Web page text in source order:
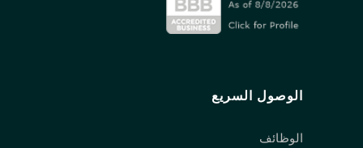
الوصول السريع
الوظائف